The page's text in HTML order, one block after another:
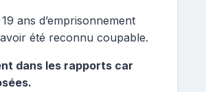
ans d’emprisonnement
été reconnu coupable.
dans les rapports car